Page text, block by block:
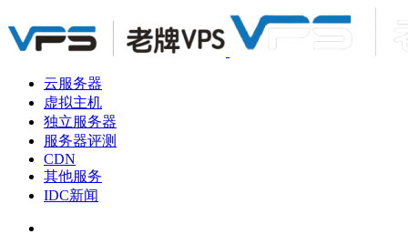
云服务器
虚拟主机
独立服务器
服务器评测
CDN
其他服务
IDC新闻